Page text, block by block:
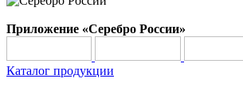
Приложение «Серебро России»
Каталог продукции